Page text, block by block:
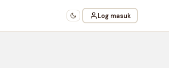
Log masuk